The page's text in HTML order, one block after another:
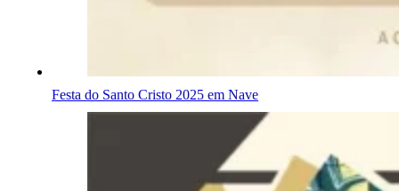
Festa do Santo Cristo 2025 em Nave